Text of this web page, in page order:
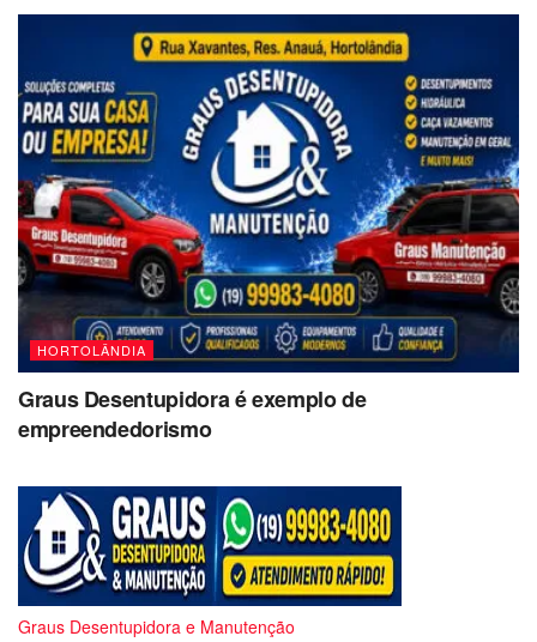
HORTOLÂNDIA
Graus Desentupidora é exemplo de
empreendedorismo
Graus Desentupidora e Manutenção